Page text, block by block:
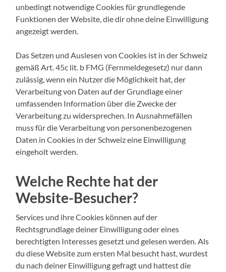
unbedingt notwendige Cookies für grundlegende
Funktionen der Website, die dir ohne deine Einwilligung
angezeigt werden.
Das Setzen und Auslesen von Cookies ist in der Schweiz
gemäß Art. 45c lit. b FMG (Fernmeldegesetz) nur dann
zulässig, wenn ein Nutzer die Möglichkeit hat, der
Verarbeitung von Daten auf der Grundlage einer
umfassenden Information über die Zwecke der
Verarbeitung zu widersprechen. In Ausnahmefällen
muss für die Verarbeitung von personenbezogenen
Daten in Cookies in der Schweiz eine Einwilligung
eingeholt werden.
Welche Rechte hat der
Website-Besucher?
Services und ihre Cookies können auf der
Rechtsgrundlage deiner Einwilligung oder eines
berechtigten Interesses gesetzt und gelesen werden. Als
du diese Website zum ersten Mal besucht hast, wurdest
du nach deiner Einwilligung gefragt und hattest die